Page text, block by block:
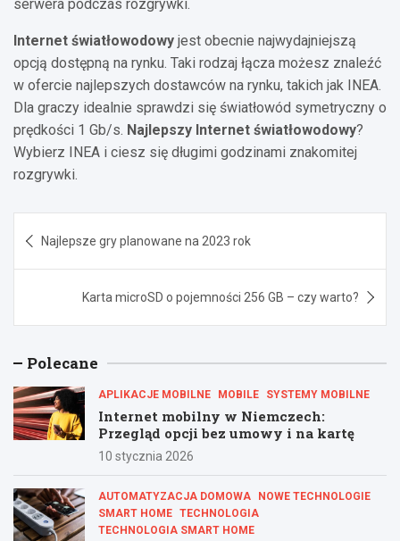
serwera podczas rozgrywki.
Internet światłowodowy jest obecnie najwydajniejszą
opcją dostępną na rynku. Taki rodzaj łącza możesz znaleźć
w ofercie najlepszych dostawców na rynku, takich jak INEA.
Dla graczy idealnie sprawdzi się światłowód symetryczny o
prędkości 1 Gb/s. Najlepszy Internet światłowodowy?
Wybierz INEA i ciesz się długimi godzinami znakomitej
rozgrywki.
wpisu
Najlepsze gry planowane na 2023 rok
Karta microSD o pojemności 256 GB – czy warto?
Polecane
APLIKACJE MOBILNE MOBILE SYSTEMY MOBILNE
Internet mobilny w Niemczech:
Przegląd opcji bez umowy i na kartę
10 stycznia 2026
AUTOMATYZACJA DOMOWA
NOWE TECHNOLOGIE
SMART HOME TECHNOLOGIA
TECHNOLOGIA SMART HOME